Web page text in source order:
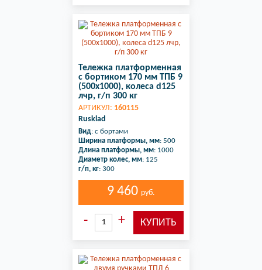
Тележка платформенная
с бортиком 170 мм ТПБ 9
(500x1000), колеса d125
лчр, г/п 300 кг
АРТИКУЛ: 160115
Rusklad
Вид: с бортами
Ширина платформы, мм: 500
Длина платформы, мм: 1000
Диаметр колес, мм: 125
г/п, кг: 300
9 460 руб.